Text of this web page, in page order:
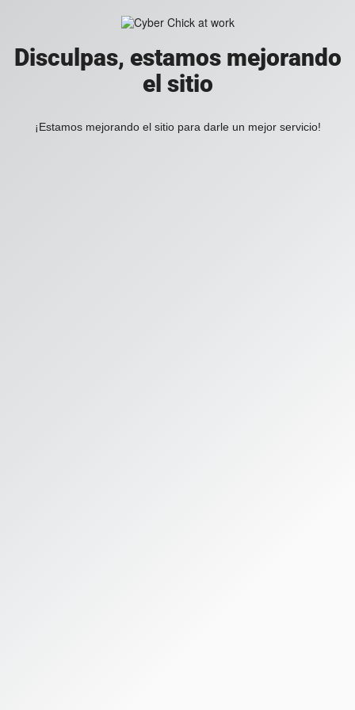
Disculpas, estamos mejorando
el sitio
¡Estamos mejorando el sitio para darle un mejor servicio!